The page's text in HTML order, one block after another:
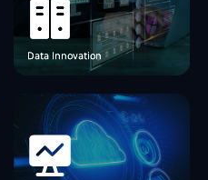
Data Innovation
Data Innovation
클루커스의 데이터 서비스는 데이터 활용 환경 구축을
지원하여, 고객이 데이터 기반의 조직으로서 경쟁력을
업무 생산성